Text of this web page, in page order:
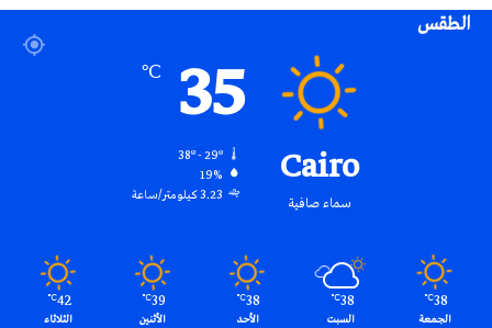
الطقس
Cairo
سماء صافية
35
℃
19%
3.23 كيلومتر/ساعة
38
℃
الجمعة
38
℃
السبت
38
℃
الأحد
39
℃
الأثنين
42
℃
الثلاثاء